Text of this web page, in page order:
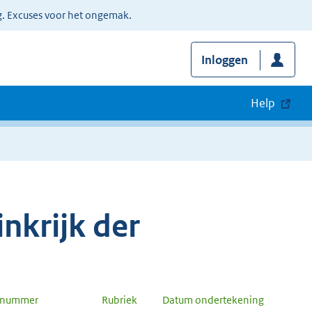
voor het ongemak.
Inloggen
Help
der
Rubriek Datum ondertekening